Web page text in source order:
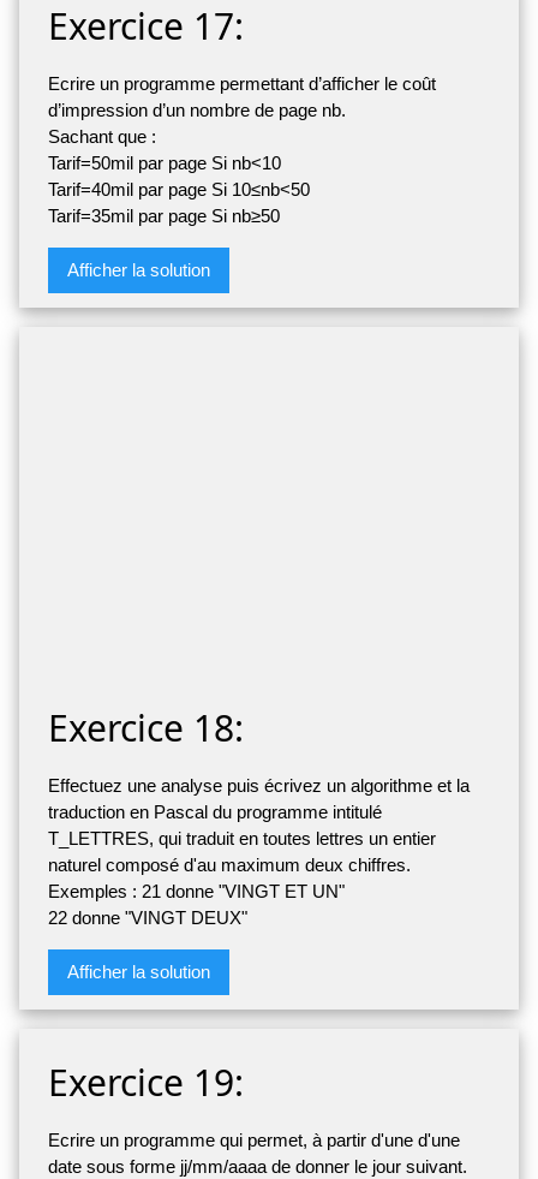
Exercice 17:
Ecrire un programme permettant d’afficher le coût
d’impression d’un nombre de page nb.
Sachant que :
Tarif=50mil par page Si nb<10
Tarif=40mil par page Si 10≤nb<50
Tarif=35mil par page Si nb≥50
Afficher la solution
Exercice 18:
Effectuez une analyse puis écrivez un algorithme et la
traduction en Pascal du programme intitulé
T_LETTRES, qui traduit en toutes lettres un entier
naturel composé d'au maximum deux chiffres.
Exemples : 21 donne "VINGT ET UN"
22 donne "VINGT DEUX"
Afficher la solution
Exercice 19:
Ecrire un programme qui permet, à partir d'une d'une
date sous forme jj/mm/aaaa de donner le jour suivant.